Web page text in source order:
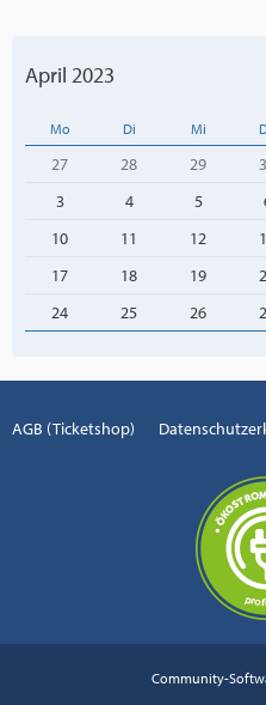
April 2023
Mo Di Mi
27 28 29
3
4 5
10
11 12
17
18 19
24
25 26
AGB (Ticketshop)
Community-